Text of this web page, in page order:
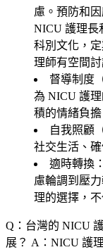
慮。預防和因
NICU 護理長
科別文化，
理師有空間
督導制度
為 NICU 護
積的情緒負擔
自我照顧
社交生活、
適時轉換
慮輪調到壓
理的選擇，
Q：台灣的 NICU
展？ A：NICU 護